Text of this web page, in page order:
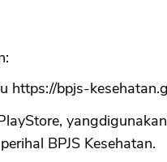
https://bpjs-
BPJS Kesehatan.